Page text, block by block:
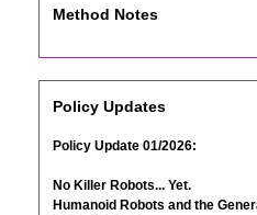
Method Notes
Policy Updates
Policy Update 01/2026:
No Killer Robots... Yet.
Humanoid Robots and the